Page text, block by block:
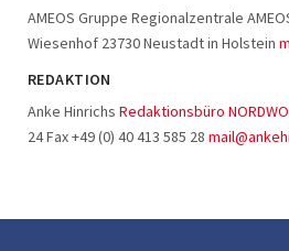
AMEOS Gruppe Regionalzentrale
Wiesenhof 23730 Neustadt in Holstein
REDAKTION
Anke Hinrichs Redaktionsbüro
24 Fax +49 (0) 40 413 585 28